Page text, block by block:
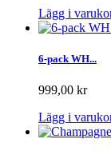
Lägg i
6-pack WH...
999,00 kr
Lägg i